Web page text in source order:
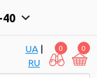
40
UA|
RU
0 0